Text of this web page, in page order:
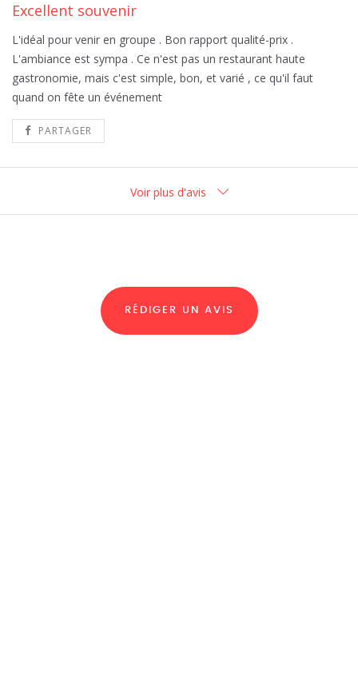
Excellent souvenir
L'idéal pour venir en groupe . Bon rapport qualité-prix .
L'ambiance est sympa . Ce n'est pas un restaurant haute
gastronomie, mais c'est simple, bon, et varié , ce qu'il faut
quand on fête un événement
PARTAGER
Voir plus d'avis
RÉDIGER UN AVIS